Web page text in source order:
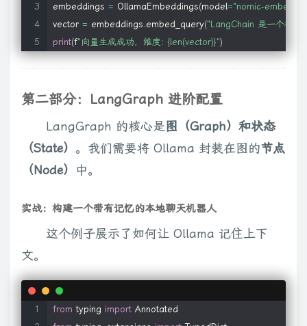
embeddings = OllamaEmbeddings(model="nomic-embed-
vector = embeddings .embed_query("LangChain 是一个很棒
print(f"向量生成成功，维度: {len(vector)}")
第二部分：LangGraph 进阶配置
LangGraph 的核心是图（Graph）和状态
（State） 。我们需要将 Ollama 封装在图的节点
（Node） 中。
实战：构建一个带有记忆的本地聊天机器人
这个例子展示了如何让 Ollama 记住上下
文。
from typing import
Annotated